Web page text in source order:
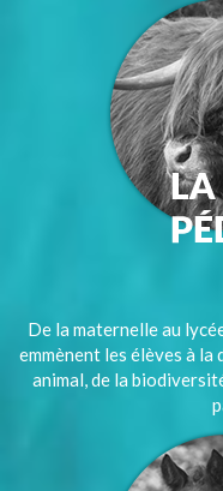
De la maternelle au
emmènent les élèves à
animal, de la